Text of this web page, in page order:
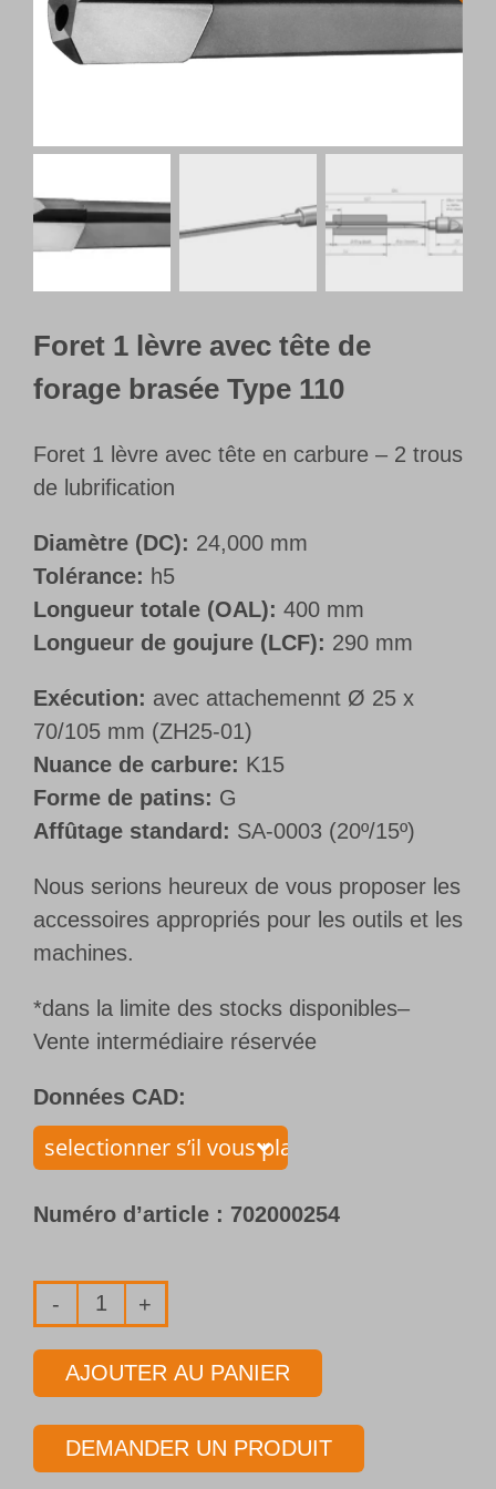
Français
Foret 1 lèvre avec tête de
forage brasée Type 110
Foret 1 lèvre avec tête en carbure – 2 trous
de lubrification
Diamètre (DC): 24,000 mm
Tolérance: h5
Longueur totale (OAL): 400 mm
Longueur de goujure (LCF): 290 mm
Exécution: avec attachemennt Ø 25 x
70/105 mm (ZH25-01)
Nuance de carbure: K15
Forme de patins: G
Affûtage standard: SA-0003 (20º/15º)
Nous serions heureux de vous proposer les
accessoires appropriés pour les outils et les
machines.
*dans la limite des stocks disponibles–
Vente intermédiaire réservée
Données CAD:
Numéro d’article : 702000254
quantité
de
Foret
lèvre
AJOUTER AU PANIER
DEMANDER UN PRODUIT